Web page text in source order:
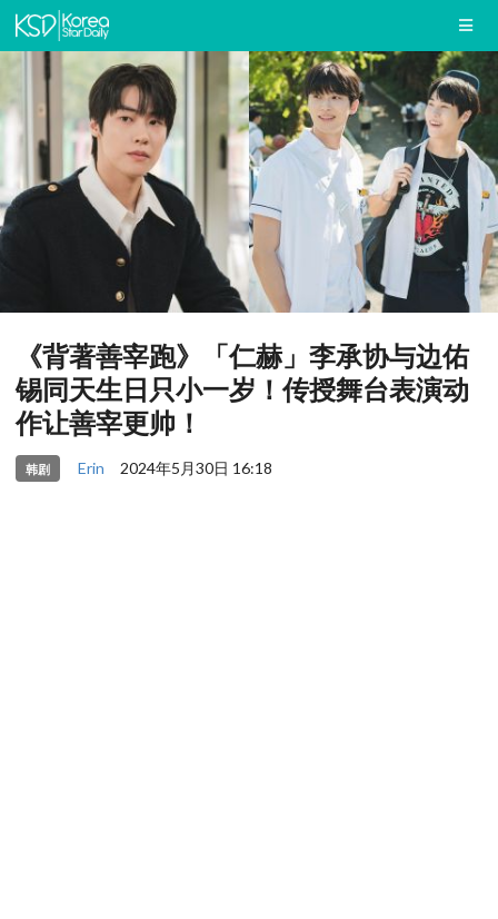
《背著善宰跑》「仁赫」李承协与边佑
锡同天生日只小一岁！传授舞台表演动
作让善宰更帅！
韩剧 Erin 2024年5月30日 16:18